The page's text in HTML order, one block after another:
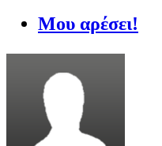
Μου αρέσει!